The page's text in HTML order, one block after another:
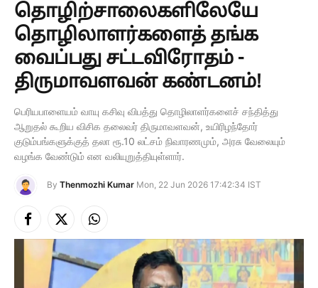
தொழிற்சாலைகளிலேயே
தொழிலாளர்களைத் தங்க
வைப்பது சட்டவிரோதம் -
திருமாவளவன் கண்டனம்!
பெரியபாளையம் வாயு கசிவு விபத்து தொழிலாளர்களைச் சந்தித்து
ஆறுதல் கூறிய விசிக தலைவர் திருமாவளவன், உயிரிழந்தோர்
குடும்பங்களுக்குத் தலா ரூ.10 லட்சம் நிவாரணமும், அரசு வேலையும்
வழங்க வேண்டும் என வலியுறுத்தியுள்ளார்.
By Thenmozhi Kumar Mon, 22 Jun 2026 17:42:34 IST
Facebook
X
(Twitter)
Instagram